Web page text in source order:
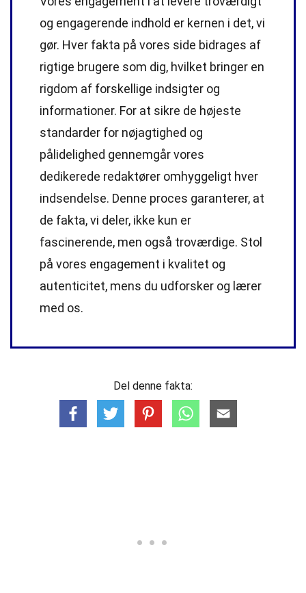
og engagerende indhold er kernen i det, vi
gør. Hver fakta på vores side bidrages af
rigtige brugere som dig, hvilket bringer en
rigdom af forskellige indsigter og
informationer. For at sikre de højeste
standarder for nøjagtighed og
pålidelighed gennemgår vores
dedikerede redaktører omhyggeligt hver
indsendelse. Denne proces garanterer, at
de fakta, vi deler, ikke kun er
fascinerende, men også troværdige. Stol
på vores engagement i kvalitet og
autenticitet, mens du udforsker og lærer
med os.
Del denne fakta: